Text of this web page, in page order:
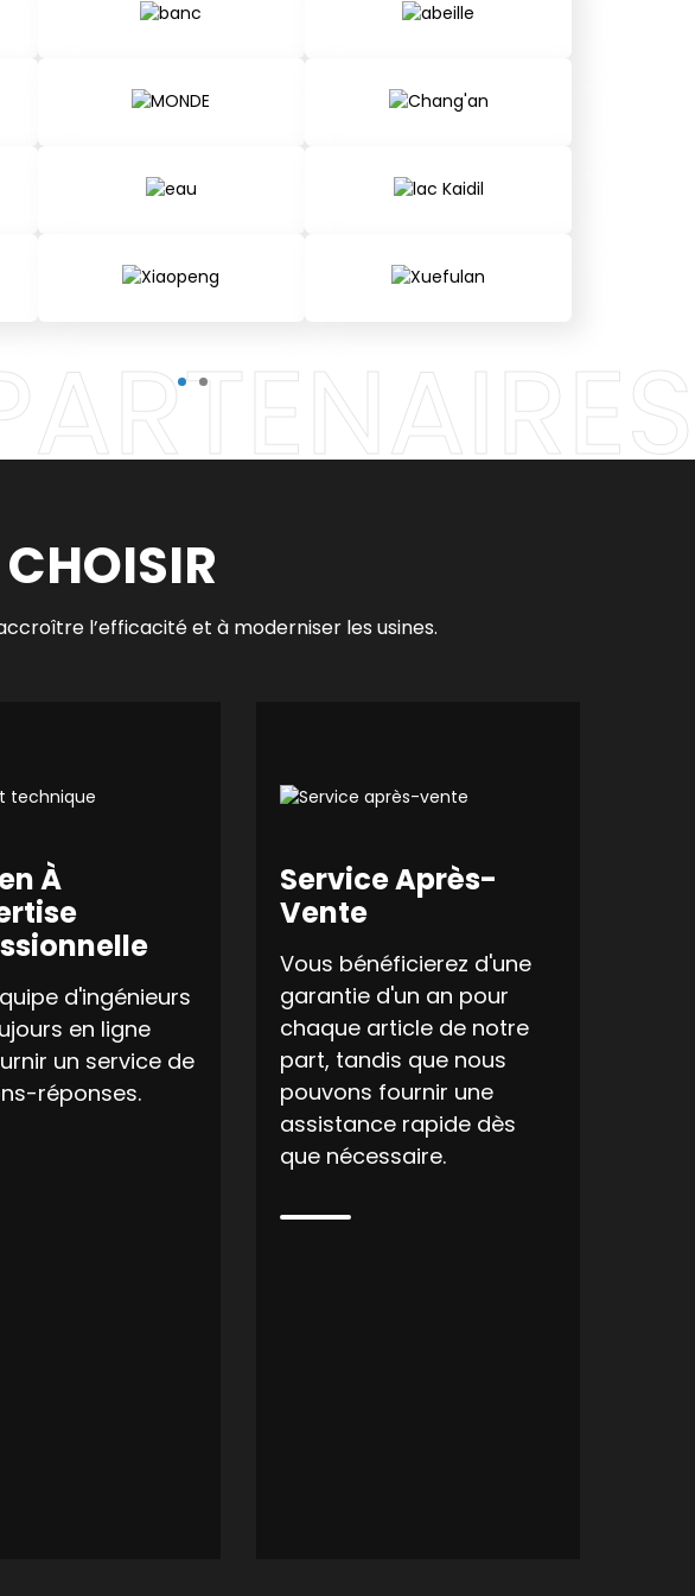
l’efficacité et à moderniser les usines.
À
d'ingénieurs
en ligne
un service de
réponses.
Service Après-
Vente
Vous bénéficierez d'une
garantie d'un an pour
chaque article de notre
part, tandis que nous
pouvons fournir une
assistance rapide dès
que nécessaire.